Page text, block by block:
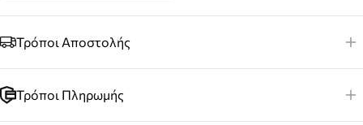
Τρόποι Αποστολής
Τρόποι Πληρωμής